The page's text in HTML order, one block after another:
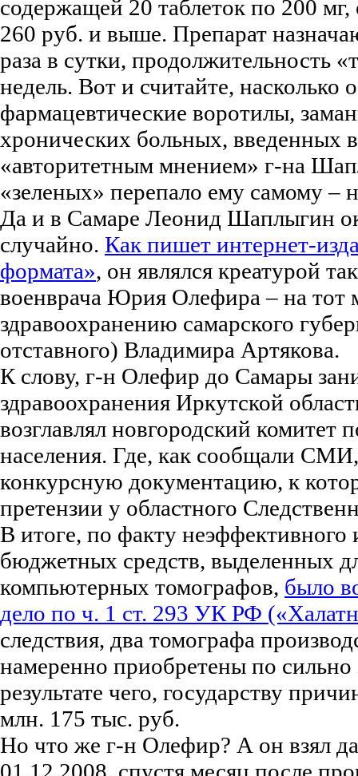
содержащей 20 таблеток по 200 мг,
260 руб. и выше. Препарат
раза в сутки, продолжительность
недель. Вот и считайте, насколько
фармацевтические воротилы,
хронических больных, введенных
«авторитетным мнением» г-на
«зеленых» перепало ему самому –
Да и в Самаре Леонид Шаплыгин
случайно. Как пишет интернет-
формата», он являлся креатурой
военврача Юрия Олефира – на тот
здравоохранению самарского
отставного) Владимира Артякова.
К слову, г-н Олефир до Самары
здравоохранения Иркутской
возглавлял новгородский комитет
населения. Где, как сообщали
конкурсную документацию, к
претензии у областного
В итоге, по факту неэффективного
бюджетных средств, выделенных
компьютерных томографов, было
дело по ч. 1 ст. 293 УК РФ
следствия, два томографа
намеренно приобретены по
результате чего, государству
млн. 175 тыс. руб.
Но что же г-н Олефир? А он взял